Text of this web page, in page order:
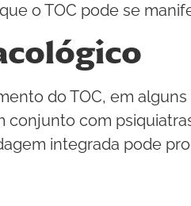
o TOC pode se
do TOC, em
com
integrada pode